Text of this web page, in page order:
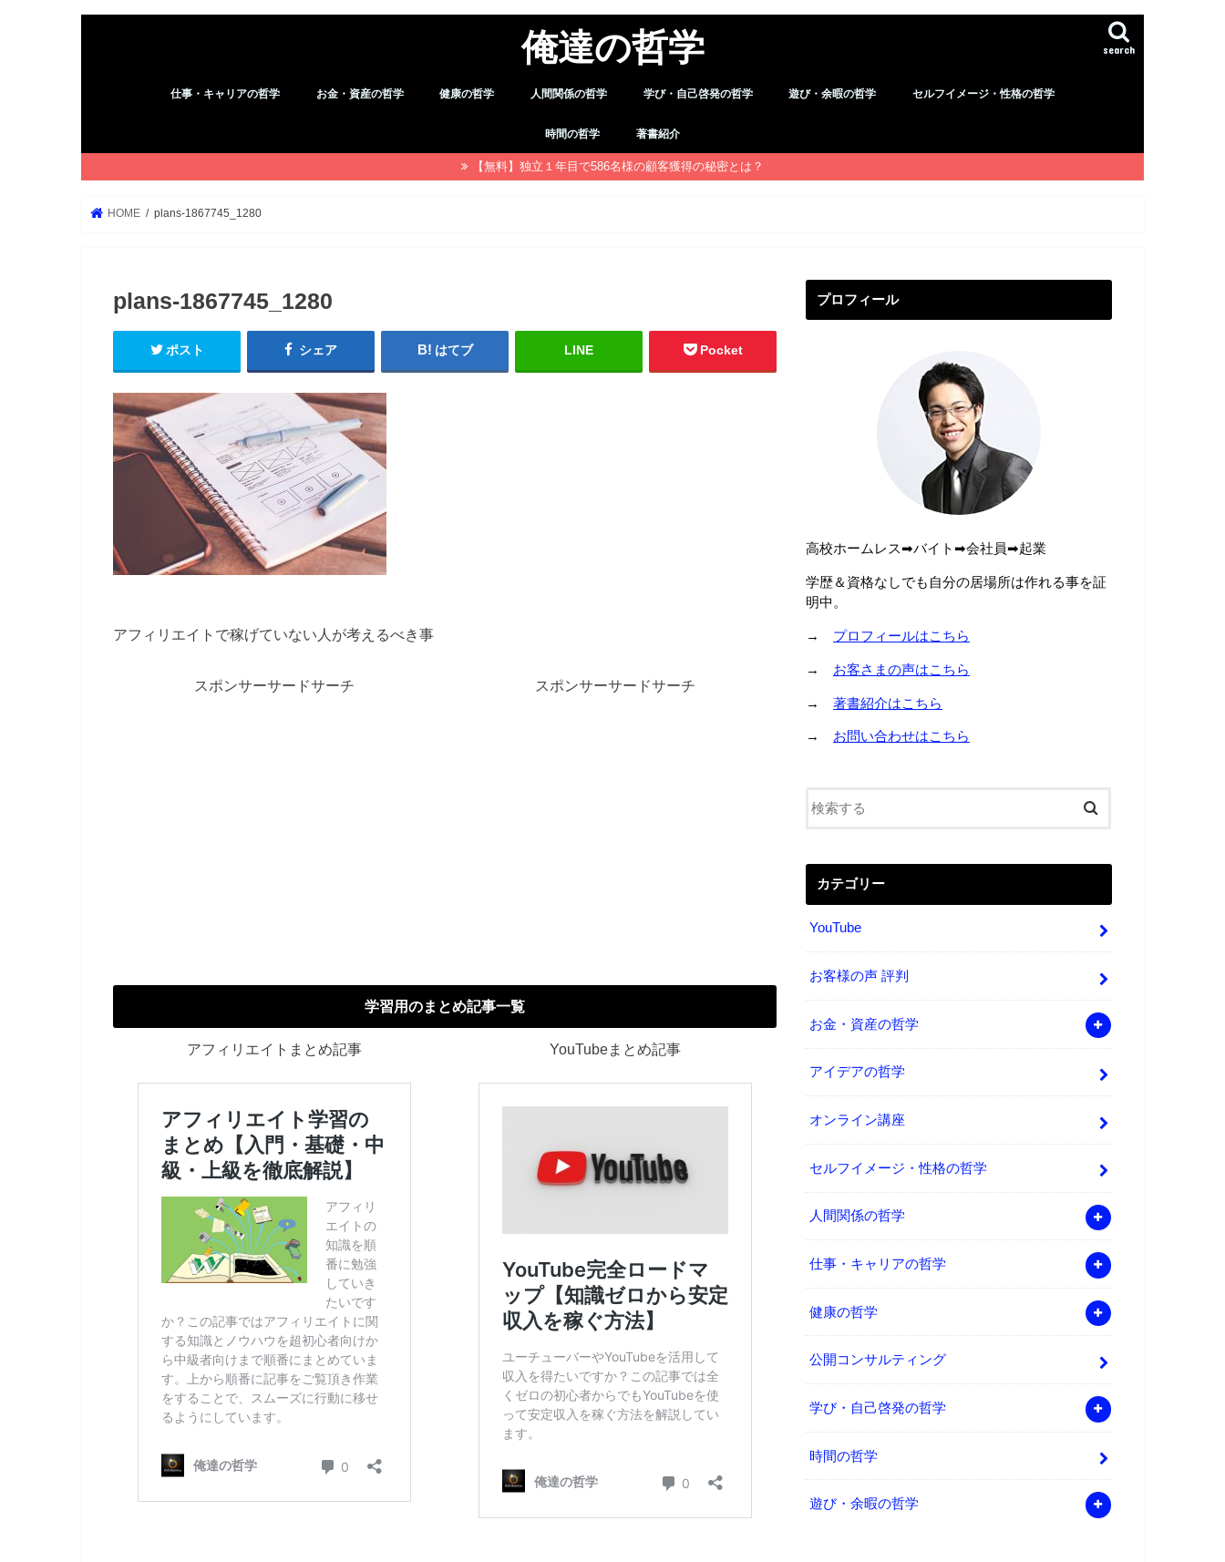
俺達の哲学 search
仕事・キャリアの哲学 お金・資産の哲学 健康の哲学 人間関係の哲学
職場・仕事
学び・自己啓発の哲学
習慣
遊び・余暇の哲学 セルフイメージ・性格の哲学
時間の哲学 著書紹介
【無料】独立１年目で586名様の顧客獲得の秘密とは？
HOME plans-1867745_1280
plans-1867745_1280
ポスト シェア はてブ LINE Pocket
アフィリエイトで稼げていない人が考えるべき事
スポンサーサードサーチ スポンサーサードサーチ
学習用のまとめ記事一覧
アフィリエイトまとめ記事 YouTubeまとめ記事
プロフィール
高校ホームレス➡︎バイト➡︎会社員➡︎起業
学歴＆資格なしでも自分の居場所は作れる事を証
明中。
→ プロフィールはこちら
→ お客さまの声はこちら
→ 著書紹介はこちら
→ お問い合わせはこちら
カテゴリー
YouTube
お客様の声 評判
お金・資産の哲学
アイデアの哲学
オンライン講座
セルフイメージ・性格の哲学
人間関係の哲学
仕事・キャリアの哲学
健康の哲学
公開コンサルティング
学び・自己啓発の哲学
時間の哲学
遊び・余暇の哲学